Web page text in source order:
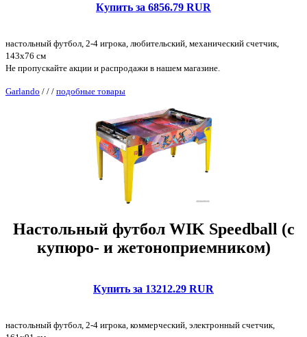
Купить за 6856.79 RUR
настольный футбол, 2-4 игрока, любительский, механический счетчик,
143x76 см
Не пропускайте акции и распродажи в нашем магазине.
Garlando / / / подобные товары
Настольный футбол WIK Speedball (с
купюро- и жетоноприемником)
Купить за 13212.29 RUR
настольный футбол, 2-4 игрока, коммерческий, электронный счетчик,